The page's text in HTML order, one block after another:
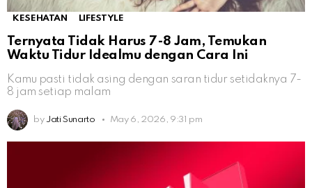
KESEHATAN LIFESTYLE
Ternyata Tidak Harus 7-8 Jam, Temukan
Waktu Tidur Idealmu dengan Cara Ini
Kamu pasti tidak asing dengan saran tidur setidaknya 7-
8 jam setiap malam
by Jati Sunarto May 6, 2026, 9:31 pm